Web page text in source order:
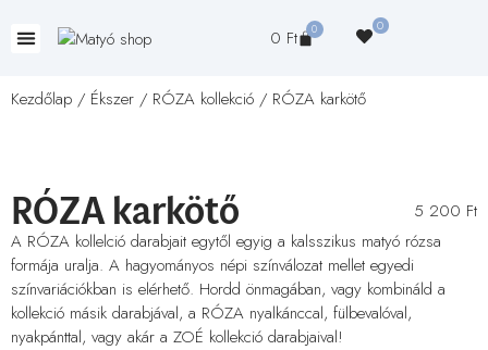
0 Ft 0 0
Kezdőlap / Ékszer / RÓZA kollekció / RÓZA karkötő
RÓZA karkötő 5 200 Ft
A RÓZA kollelció darabjait egytől egyig a kalsszikus matyó rózsa
formája uralja. A hagyományos népi színválozat mellet egyedi
színvariációkban is elérhető. Hordd önmagában, vagy kombináld a
kollekció másik darabjával, a RÓZA nyalkánccal, fülbevalóval,
nyakpánttal, vagy akár a ZOÉ kollekció darabjaival!